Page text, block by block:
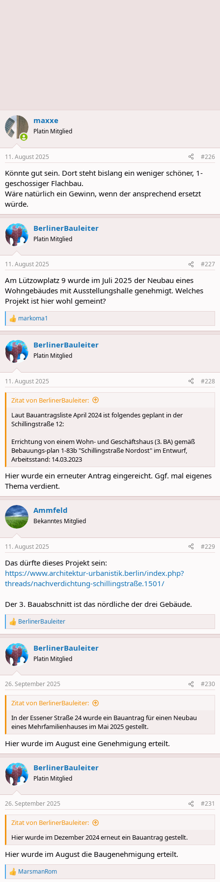
maxxe
Platin Mitglied
11. August 2025 #226
Könnte gut sein. Dort steht bislang ein weniger schöner, 1-
geschossiger Flachbau.
Wäre natürlich ein Gewinn, wenn der ansprechend ersetzt
würde.
BerlinerBauleiter
Platin Mitglied
11. August 2025 #227
Am Lützowplatz 9 wurde im Juli 2025 der Neubau eines
Wohngebäudes mit Ausstellungshalle genehmigt. Welches
Projekt ist hier wohl gemeint?
R
e
a
c
t
i
s
:
markoma1
BerlinerBauleiter
Platin Mitglied
11. August 2025 #228
Zitat von BerlinerBauleiter:
Laut Bauantragsliste April 2024 ist folgendes geplant in der
Schillingstraße 12:
Errichtung von einem Wohn- und Geschäftshaus (3. BA) gemäß
Bebauungs-plan 1-83b "Schillingstraße Nordost" im Entwurf,
Arbeitsstand: 14.03.2023
Hier wurde ein erneuter Antrag eingereicht. Ggf. mal eigenes
Thema verdient.
Ammfeld
Bekanntes Mitglied
11. August 2025 #229
Das dürfte dieses Projekt sein:
https://www.architektur-urbanistik.berlin/index.php?
threads/nachverdichtung-schillingstraße.1501/
Der 3. Bauabschnitt ist das nördliche der drei Gebäude.
R
e
a
c
t
i
s
:
BerlinerBauleiter
BerlinerBauleiter
Platin Mitglied
26. September 2025 #230
Zitat von BerlinerBauleiter:
In der Essener Straße 24 wurde ein Bauantrag für einen Neubau
eines Mehrfamilienhauses im Mai 2025 gestellt.
Hier wurde im August eine Genehmigung erteilt.
BerlinerBauleiter
Platin Mitglied
26. September 2025 #231
Zitat von BerlinerBauleiter:
Hier wurde im Dezember 2024 erneut ein Bauantrag gestellt.
Hier wurde im August die Baugenehmigung erteilt.
R
MarsmanRom